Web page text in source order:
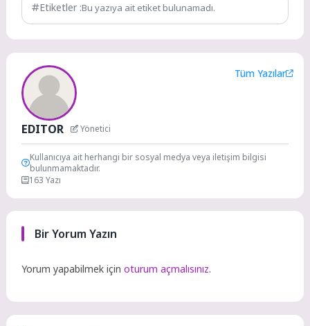
Etiketler :Bu yazıya ait etiket bulunamadı.
EDITOR Yönetici
Tüm Yazılar
Kullanıcıya ait herhangi bir sosyal medya veya iletişim bilgisi
bulunmamaktadır.
163 Yazı
Bir Yorum Yazın
Yorum yapabilmek içinoturum açmalısınız.